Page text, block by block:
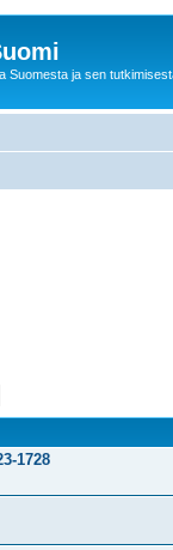
Suomesta ja sen
1728